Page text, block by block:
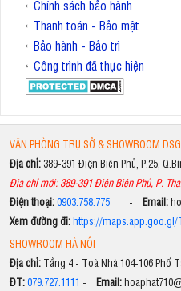
Chính sách bảo hành
Thanh toán - Bảo mật
Bảo hành - Bảo trì
Công trình đã thực hiện
VĂN PHÒNG TRỤ SỞ & SHOWROOM
Địa chỉ: 389-391 Điện Biên Phủ, P.25,
Địa chỉ mới: 389-391 Điện Biên Phủ, P.
Điện thoại:0903.758.775- Email:
Xem đường đi:https://maps.app.goo.gl/
SHOWROOM HÀ NỘI
Địa chỉ:Tầng 4 - Toà Nhà 104-106 Phố
ĐT:079.727.1111 - Email: